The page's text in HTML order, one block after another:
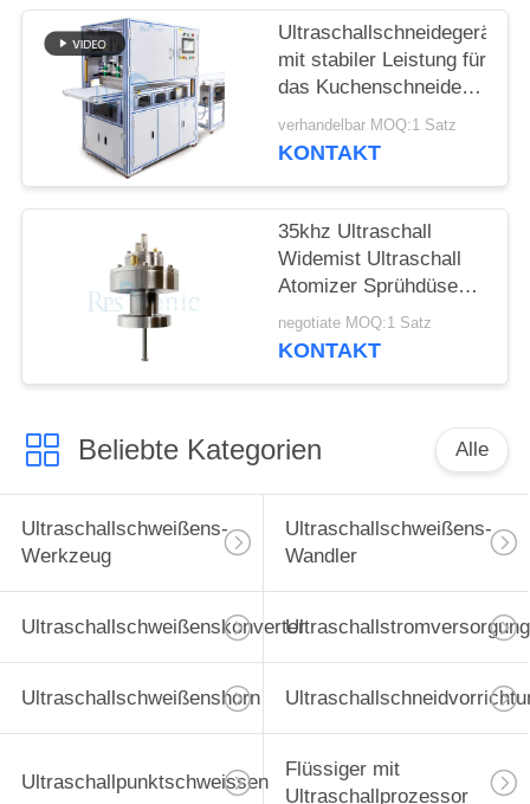
Ultraschallschneidegerät
mit stabiler Leistung für
das Kuchenschneiden
mit breiter Klinge und
einfacher Bedienung
verhandelbar MOQ:1 Satz
KONTAKT
35khz Ultraschall
Widemist Ultraschall
Atomizer Sprühdüse
für Brennstoffzellen
Herstellung
negotiate MOQ:1 Satz
KONTAKT
Beliebte Kategorien Alle
Ultraschallschweißens-
Werkzeug
Ultraschallschweißens-
Wandler
UltraschallschweißenskonverterUltraschallstromversorgung
Ultraschallschweißenshorn
Ultraschallpunktschweissen
Flüssiger mit
Ultraschallprozessor